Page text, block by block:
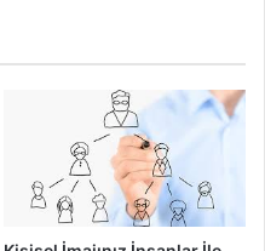
veya plaka bilgileriyle
internet sitesinden
Öncelikle